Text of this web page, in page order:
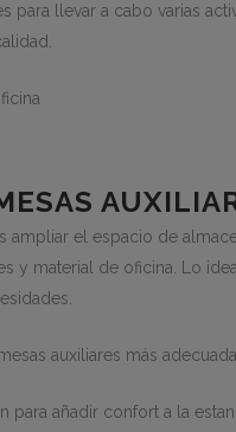
para llevar a cabo varias
ampliar el espacio de
y material de oficina. Lo
para añadir confort a la